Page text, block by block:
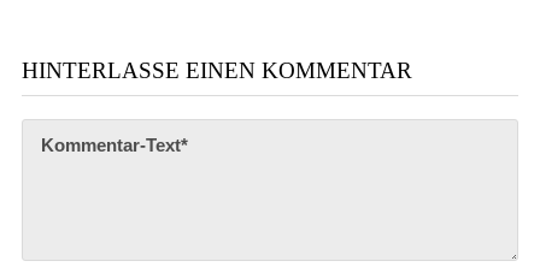
HINTERLASSE EINEN KOMMENTAR